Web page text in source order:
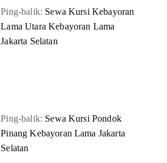
Ping-balik: Sewa Kursi Kebayoran
Lama Utara Kebayoran Lama
Jakarta Selatan
Ping-balik: Sewa Kursi Pondok
Pinang Kebayoran Lama Jakarta
Selatan